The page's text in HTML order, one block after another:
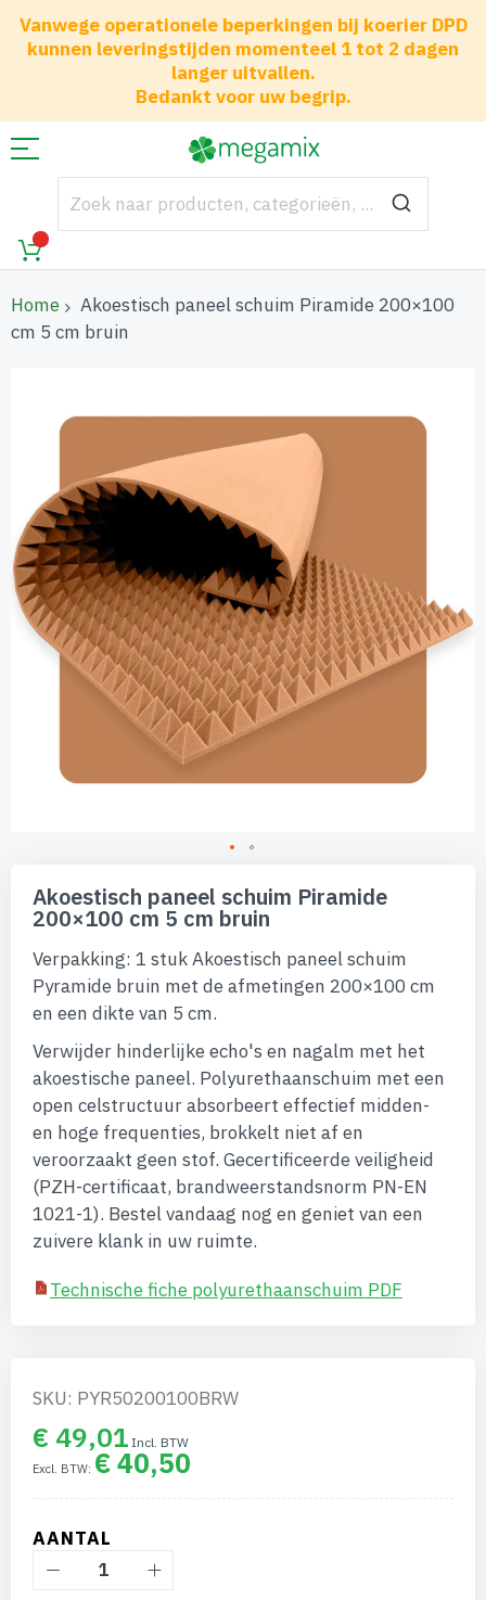
Vanwege operationele beperkingen bij koerier DPD
kunnen leveringstijden momenteel 1 tot 2 dagen
langer uitvallen.
Bedankt voor uw begrip.
Home
Akoestisch paneel schuim Piramide 200×100
cm 5 cm bruin
afbeeldingen-
gallerij
naar
begin
afbeeldingen-
gallerij
Akoestisch paneel schuim Piramide
200×100 cm 5 cm bruin
Verpakking: 1 stuk Akoestisch paneel schuim
Pyramide bruin met de afmetingen 200×100 cm
en een dikte van 5 cm.
Verwijder hinderlijke echo's en nagalm met het
akoestische paneel. Polyurethaanschuim met een
open celstructuur absorbeert effectief midden-
en hoge frequenties, brokkelt niet af en
veroorzaakt geen stof. Gecertificeerde veiligheid
(PZH-certificaat, brandweerstandsnorm PN-EN
1021-1). Bestel vandaag nog en geniet van een
zuivere klank in uw ruimte.
Technische fiche polyurethaanschuim PDF
SKU: PYR50200100BRW
€ 49,01
€ 40,50
AANTAL